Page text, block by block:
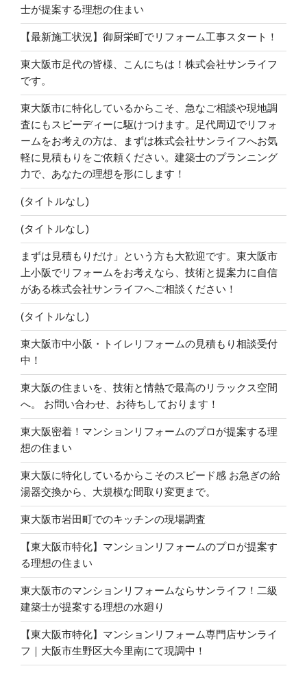
士が提案する理想の住まい
【最新施工状況】御厨栄町でリフォーム工事スタート！
東大阪市足代の皆様、こんにちは！株式会社サンライフ
です。
東大阪市に特化しているからこそ、急なご相談や現地調
査にもスピーディーに駆けつけます。足代周辺でリフォ
ームをお考えの方は、まずは株式会社サンライフへお気
軽に見積もりをご依頼ください。建築士のプランニング
力で、あなたの理想を形にします！
(タイトルなし)
(タイトルなし)
まずは見積もりだけ」という方も大歓迎です。東大阪市
上小阪でリフォームをお考えなら、技術と提案力に自信
がある株式会社サンライフへご相談ください！
(タイトルなし)
東大阪市中小阪・トイレリフォームの見積もり相談受付
中！
東大阪の住まいを、技術と情熱で最高のリラックス空間
へ。 お問い合わせ、お待ちしております！
東大阪密着！マンションリフォームのプロが提案する理
想の住まい
東大阪に特化しているからこそのスピード感 お急ぎの給
湯器交換から、大規模な間取り変更まで。
東大阪市岩田町でのキッチンの現場調査
【東大阪市特化】マンションリフォームのプロが提案す
る理想の住まい
東大阪市のマンションリフォームならサンライフ！二級
建築士が提案する理想の水廻り
【東大阪市特化】マンションリフォーム専門店サンライ
フ｜大阪市生野区大今里南にて現調中！